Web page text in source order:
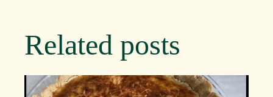
Related posts